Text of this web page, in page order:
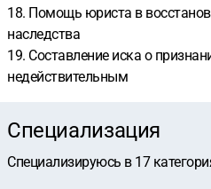
18. Помощь юриста в
наследства
19. Составление иска о
недействительным
Специализация
Специализируюсь в 17